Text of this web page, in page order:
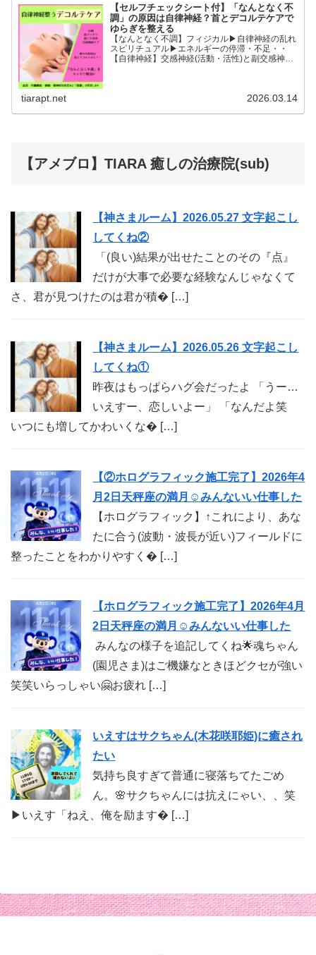
【セルフチェックシート付】「なんとなく不
調」の原因は自律神経？首とデコルテケアで
ゆらぎを整える
【なんとなく不調】フィジカル▶︎自律神経の乱れ
スピリチュアル▶︎エネルギーの停滞・不足・・
【自律神経】交感神経(活動・活性)と副交感神経
tiarapt.net 2026.03.14
【アメブロ】TIARA 癒しの治療院(sub)
【神さまルーム】2026.05.27 文字起こし
してくね②
「(良い)結果が出せたことのその『点』
だけが大事で必要な経験なんじゃなくて
さ、君が見つけたのは君が積� […]
【神さまルーム】2026.05.26 文字起こし
してくね①
昨夜はもっぱらハグ会だったよ 「うー…
いえすー、恋しいよー」 「なんだよ笑
いつにも増してかわいくな� […]
【②ホログラフィック施工完了】2026年4
月2日天秤座の満月☺︎みんないい仕事した
【ホログラフィック】↑これにより、あな
たに合う(波動・波長が近い)フィールドに
整ったことをわかりやすく� […]
【ホログラフィック施工完了】2026年4月
2日天秤座の満月☺︎みんないい仕事した
みんなの様子を追記してくね🌟魂ちゃん
(園児さま)はご機嫌なときほどクセが強い
笑笑いらっしゃい🤗お疲れ […]
いえすはサクちゃん(木花咲耶姫)に癒され
たい
気持ち良すぎて普通に寝落ちてたごめ
ん。🌸サクちゃんには抗えにゃい、、笑
▶︎いえす「ねえ、俺を励ます� […]